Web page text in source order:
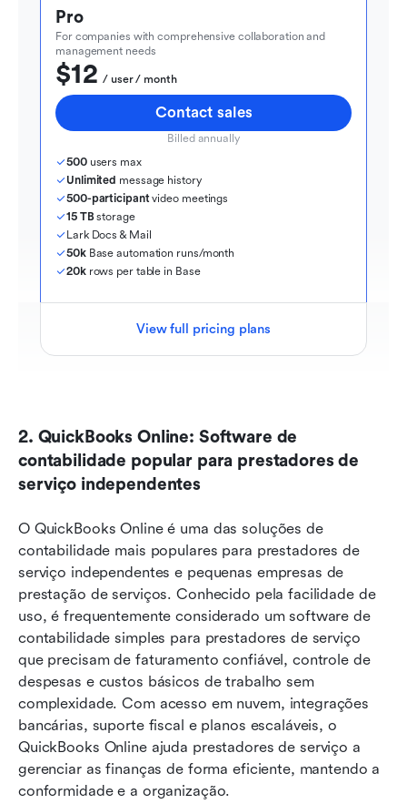
Pro
For companies with comprehensive collaboration and
management needs
$12
  / user / month
Contact sales
Billed annually
500 users max
Unlimited message history
500-participant video meetings
15 TB storage
Lark Docs & Mail
50k Base automation runs/month
20k rows per table in Base
View full pricing plans
2. QuickBooks Online: Software de
contabilidade popular para prestadores de
serviço independentes
O QuickBooks Online é uma das soluções de
contabilidade mais populares para prestadores de
serviço independentes e pequenas empresas de
prestação de serviços. Conhecido pela facilidade de
uso, é frequentemente considerado um software de
contabilidade simples para prestadores de serviço
que precisam de faturamento confiável, controle de
despesas e custos básicos de trabalho sem
complexidade. Com acesso em nuvem, integrações
bancárias, suporte fiscal e planos escaláveis, o
QuickBooks Online ajuda prestadores de serviço a
gerenciar as finanças de forma eficiente, mantendo a
conformidade e a organização.